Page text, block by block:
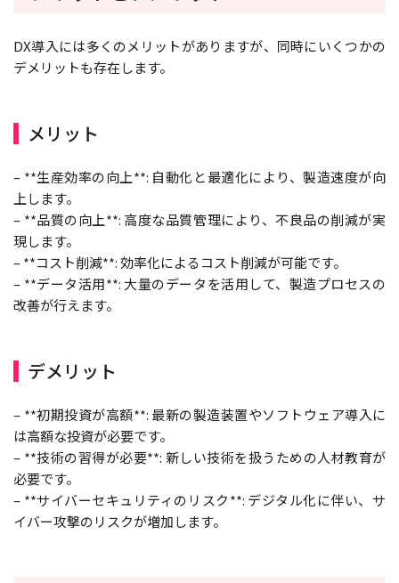
DX導入には多くのメリットがありますが、同時にいくつかの
デメリットも存在します。
メリット
– **生産効率の向上**: 自動化と最適化により、製造速度が向
上します。
– **品質の向上**: 高度な品質管理により、不良品の削減が実
現します。
– **コスト削減**: 効率化によるコスト削減が可能です。
– **データ活用**: 大量のデータを活用して、製造プロセスの
改善が行えます。
デメリット
– **初期投資が高額**: 最新の製造装置やソフトウェア導入に
は高額な投資が必要です。
– **技術の習得が必要**: 新しい技術を扱うための人材教育が
必要です。
– **サイバーセキュリティのリスク**: デジタル化に伴い、サ
イバー攻撃のリスクが増加します。